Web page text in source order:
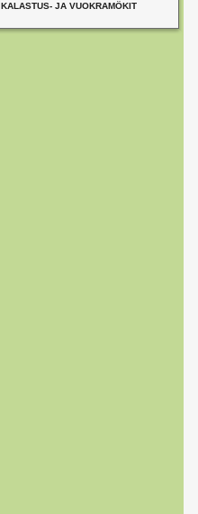
KALASTUS- JA VUOKRAMÖKIT